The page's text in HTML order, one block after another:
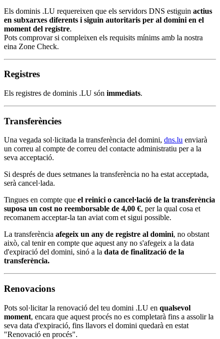
Els dominis .LU requereixen que els servidors DNS estiguin actius
en subxarxes diferents i siguin autoritaris per al domini en el
moment del registre.
Pots comprovar si compleixen els requisits mínims amb la nostra
eina Zone Check.
Registres
Els registres de dominis .LU són immediats.
Transferències
Una vegada sol·licitada la transferència del domini, dns.lu enviarà
un correu al compte de correu del contacte administratiu per a la
seva acceptació.
Si després de dues setmanes la transferència no ha estat acceptada,
serà cancel·lada.
Tingues en compte que el reinici o cancel·lació de la transferència
suposa un cost no reemborsable de 4,00 €, per la qual cosa et
recomanem acceptar-la tan aviat com et sigui possible.
La transferència afegeix un any de registre al domini, no obstant
això, cal tenir en compte que aquest any no s'afegeix a la data
d'expiració del domini, sinó a la data de finalització de la
transferència.
Renovacions
Pots sol·licitar la renovació del teu domini .LU en qualsevol
moment, encara que aquest procés no es completarà fins a assolir la
seva data d'expiració, fins llavors el domini quedarà en estat
"Renovació en procés".